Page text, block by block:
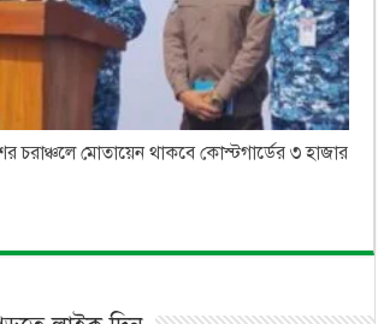
চরাঞ্চলে মোতায়েন থাকবে কোস্টগার্ডের ৩ হাজার